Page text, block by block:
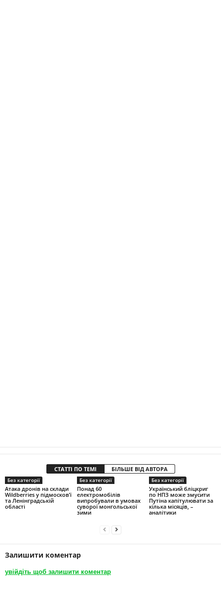
СТАТТІ ПО ТЕМІ БІЛЬШЕ ВІД АВТОРА
Без категорії
Атака дронів на склади
Wildberries у підмосков’ї
та Ленінградській
області
Без категорії
Понад 60
електромобілів
випробували в умовах
суворої монгольської
зими
Без категорії
Український бліцкриг
по НПЗ може змусити
Путіна капітулювати за
кілька місяців, –
аналітики
Залишити коментар
увійдіть щоб залишити коментар